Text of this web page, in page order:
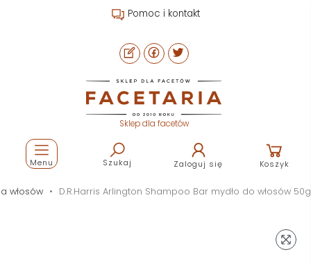
Pomoc i kontakt
Sklep dla facetów
Szukaj Zaloguj się Koszyk
Menu
włosów D.R.Harris Arlington Shampoo Bar mydło do włosów 50g